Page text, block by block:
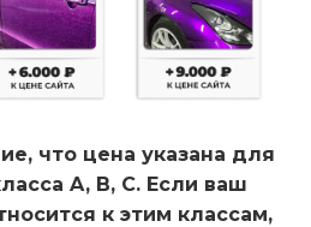
что цена указана для
A, B, C. Если ваш
к этим классам,